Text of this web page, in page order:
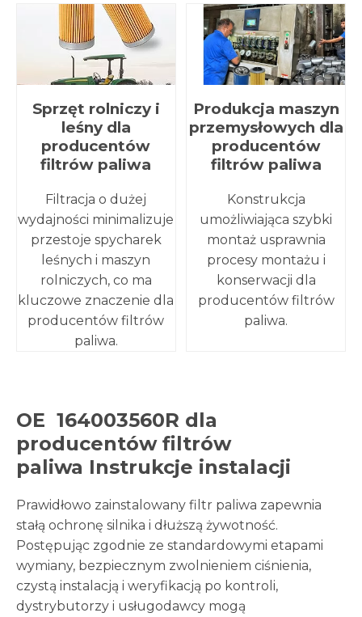
Sprzęt rolniczy i
leśny dla
producentów
filtrów paliwa
Filtracja o dużej
wydajności minimalizuje
przestoje spycharek
leśnych i maszyn
rolniczych, co ma
kluczowe znaczenie dla
producentów filtrów
paliwa.
Produkcja maszyn
przemysłowych dla
producentów
filtrów paliwa
Konstrukcja
umożliwiająca szybki
montaż usprawnia
procesy montażu i
konserwacji dla
producentów filtrów
paliwa.
OE 164003560R dla
producentów filtrów
paliwa Instrukcje instalacji
Prawidłowo zainstalowany filtr paliwa zapewnia
stałą ochronę silnika i dłuższą żywotność.
Postępując zgodnie ze standardowymi etapami
wymiany, bezpiecznym zwolnieniem ciśnienia,
czystą instalacją i weryfikacją po kontroli,
dystrybutorzy i usługodawcy mogą